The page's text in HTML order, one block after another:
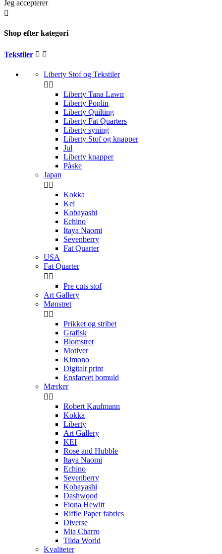
Jeg accepterer

Shop efter kategori
Tekstiler  
Liberty Stof og Tekstiler
 
Liberty Tana Lawn
Liberty Poplin
Liberty Quilting
Liberty Fat Quarters
Liberty syning
Liberty Stof og knapper
Jul
Liberty knapper
Påske
Japan
 
Kokka
Kei
Kobayashi
Echino
Itaya Naomi
Sevenberry
Fat Quarter
USA
Fat Quarter
 
Pre cuts stof
Art Gallery
Mønstret
 
Prikket og stribet
Grafisk
Blomstret
Motiver
Kimono
Digitalt print
Ensfarvet bomuld
Mærker
 
Robert Kaufmann
Kokka
Liberty
Art Gallery
KEI
Rose and Hubble
Itaya Naomi
Echino
Sevenberry
Kobayashi
Dashwood
Fiona Hewitt
Riffle Paper fabrics
Diverse
Mia Charro
Tilda World
Kvaliteter